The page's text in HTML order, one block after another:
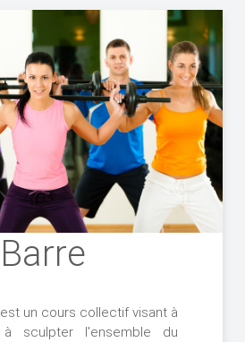
un cours collectif visant à
sculpter l'ensemble du